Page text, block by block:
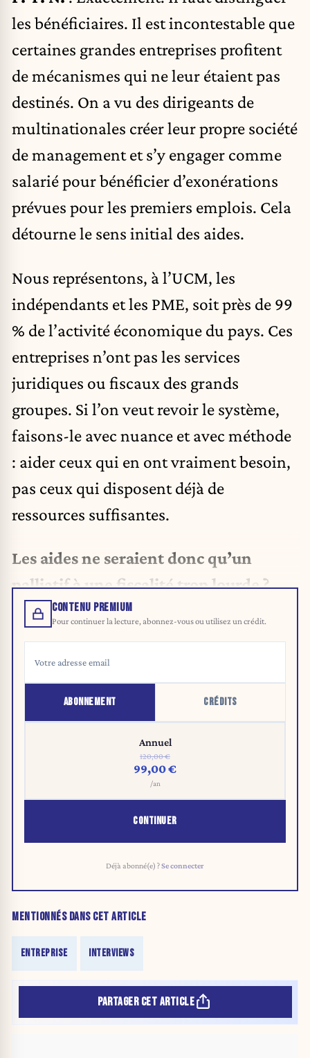
les bénéficiaires. Il est incontestable que
certaines grandes entreprises profitent
de mécanismes qui ne leur étaient pas
destinés. On a vu des dirigeants de
multinationales créer leur propre société
de management et s’y engager comme
salarié pour bénéficier d’exonérations
prévues pour les premiers emplois. Cela
détourne le sens initial des aides.
Nous représentons, à l’UCM, les
indépendants et les PME, soit près de 99
% de l’activité économique du pays. Ces
entreprises n’ont pas les services
juridiques ou fiscaux des grands
groupes. Si l’on veut revoir le système,
faisons-le avec nuance et avec méthode
: aider ceux qui en ont vraiment besoin,
pas ceux qui disposent déjà de
ressources suffisantes.
Les aides ne seraient donc qu’un
palliatif à une fiscalité trop lourde ?
CONTENU PREMIUM
Pour continuer la lecture, abonnez-vous ou utilisez un crédit.
ABONNEMENT CRÉDITS
Annuel
120,00 €
99,00 €
/an
CONTINUER
Déjà abonné(e) ?Se connecter
MENTIONNÉS DANS CET ARTICLE
ENTREPRISE INTERVIEWS
PARTAGER CET ARTICLE